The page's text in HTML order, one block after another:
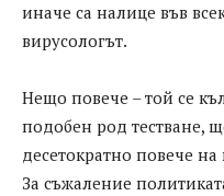
иначе са налице във
вирусологът.
Нещо повече – той се
подобен род тестване,
десетократно повече на
За съжаление